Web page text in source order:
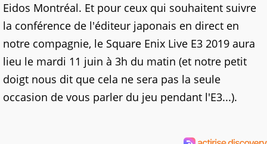
Eidos Montréal. Et pour ceux qui souhaitent suivre
la conférence de l'éditeur japonais en direct en
notre compagnie, le Square Enix Live E3 2019 aura
lieu le mardi 11 juin à 3h du matin (et notre petit
doigt nous dit que cela ne sera pas la seule
occasion de vous parler du jeu pendant l'E3...).